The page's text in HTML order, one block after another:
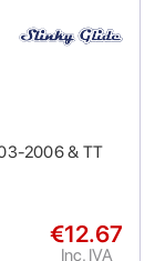
2006 & TT
€12.67
Inc. IVA